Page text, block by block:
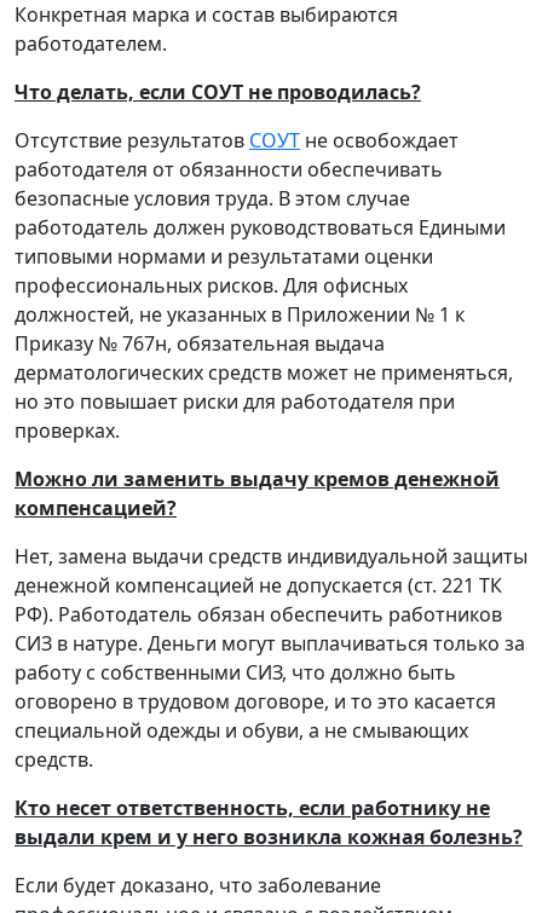
Конкретная марка и состав выбираются
работодателем.
Что делать, если СОУТ не проводилась?
Отсутствие результатов СОУТ не освобождает
работодателя от обязанности обеспечивать
безопасные условия труда. В этом случае
работодатель должен руководствоваться Едиными
типовыми нормами и результатами оценки
профессиональных рисков. Для офисных
должностей, не указанных в Приложении № 1 к
Приказу № 767н, обязательная выдача
дерматологических средств может не применяться,
но это повышает риски для работодателя при
проверках.
Можно ли заменить выдачу кремов денежной
компенсацией?
Нет, замена выдачи средств индивидуальной защиты
денежной компенсацией не допускается (ст. 221 ТК
РФ). Работодатель обязан обеспечить работников
СИЗ в натуре. Деньги могут выплачиваться только за
работу с собственными СИЗ, что должно быть
оговорено в трудовом договоре, и то это касается
специальной одежды и обуви, а не смывающих
средств.
Кто несет ответственность, если работнику не
выдали крем и у него возникла кожная болезнь?
Если будет доказано, что заболевание